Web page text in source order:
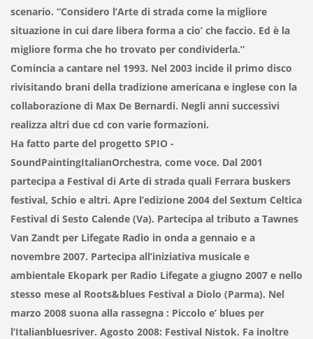
scenario. “Considero l’Arte di strada come la migliore
situazione in cui dare libera forma a cio’ che faccio. Ed è la
migliore forma che ho trovato per condividerla.”
Comincia a cantare nel 1993. Nel 2003 incide il primo disco
rivisitando brani della tradizione americana e inglese con la
collaborazione di Max De Bernardi. Negli anni successivi
realizza altri due cd con varie formazioni.
Ha fatto parte del progetto SPIO -
SoundPaintingItalianOrchestra, come voce. Dal 2001
partecipa a Festival di Arte di strada quali Ferrara buskers
festival, Schio e altri. Apre l’edizione 2004 del Sextum Celtica
Festival di Sesto Calende (Va). Partecipa al tributo a Tawnes
Van Zandt per Lifegate Radio in onda a gennaio e a
novembre 2007. Partecipa all’iniziativa musicale e
ambientale Ekopark per Radio Lifegate a giugno 2007 e nello
stesso mese al Roots&blues Festival a Diolo (Parma). Nel
marzo 2008 suona alla rassegna : Piccolo e’ blues per
l’Italianbluesriver. Agosto 2008: Festival Nistok. Fa inoltre